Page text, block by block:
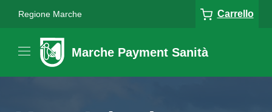
Regione Marche Carrello
Marche Payment Sanità